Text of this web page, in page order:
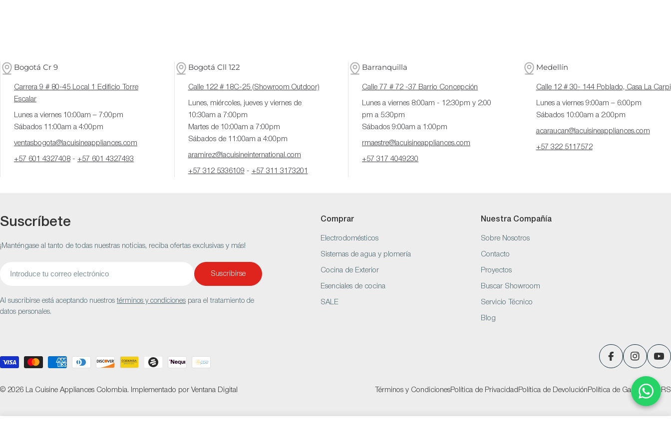
Bogotá Cr 9
Carrera 9 # 80-45 Local 1 Edificio Torre
Escalar
Lunes a viernes 10:00am – 7:00pm
Sábados 11:00am a 4:00pm
ventasbogota@lacuisineappliances.com
+57 601 4327408 - +57 601 4327493
Bogotá Cll 122
Calle 122 # 18C-25 (Showroom Outdoor)
Lunes, miércoles, jueves y viernes de
10:30am a 7:00pm
Martes de 10:00am a 7:00pm
Sábados de 11:00am a 4:00pm
aramirez@lacuisineinternational.com
+57 312 5336109 - +57 311 3173201
Barranquilla
Calle 77 # 72 -37 Barrio Concepción
Lunes a viernes 8:00am - 12:30pm y 2:00
pm a 5:30pm
Sábados 9:00am a 1:00pm
rmaestre@lacuisineappliances.com
+57 317 4049230
Medellín
Calle 12 # 30- 144 Poblado, Casa La Carpi
Lunes a viernes 9:00am – 6:00pm
Sábados 10:00am a 2:00pm
acaraucan@lacuisineappliances.com
+57 322 5117572
Suscríbete
¡Manténgase al tanto de todas nuestras noticias, reciba ofertas exclusivas y más!
Suscribirse
Al suscribirse está aceptando nuestrostérminos y condiciones para el tratamiento de
datos personales.
Comprar
Electrodomésticos
Sistemas de agua y plomería
Cocina de Exterior
Esenciales de cocina
SALE
Nuestra Compañía
Sobre Nosotros
Contacto
Proyectos
Buscar Showroom
Servicio Técnico
Blog
Métodos
pago
FacebookInstagram
© 2026 La Cuisine Appliances Colombia. Implementado por Ventana Digital Términos y CondicionesPolítica de Privacidad Política de Devolución Política de Garantías PQRS